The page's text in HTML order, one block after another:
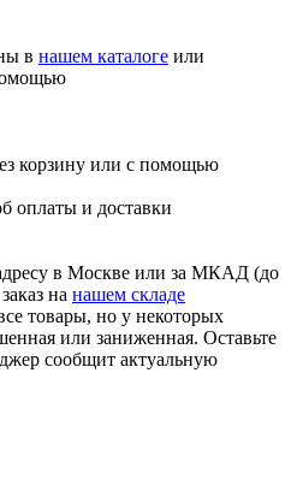
в нашем каталоге или
корзину или с помощью
оплаты и доставки
в Москве или за МКАД (до
на нашем складе
товары, но у некоторых
или заниженная. Оставьте
сообщит актуальную